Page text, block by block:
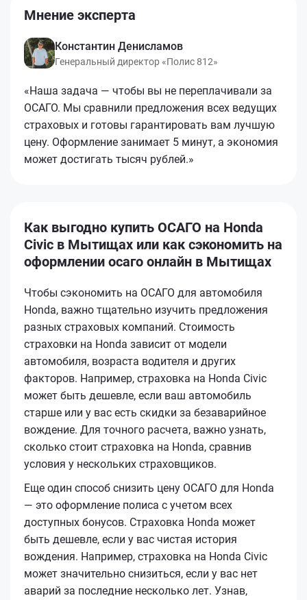
Мнение эксперта
Константин Денисламов
Генеральный директор «Полис 812»
«Наша задача — чтобы вы не переплачивали за
ОСАГО. Мы сравнили предложения всех ведущих
страховых и готовы гарантировать вам лучшую
цену. Оформление занимает 5 минут, а экономия
может достигать тысяч рублей.»
Как выгодно купить ОСАГО на Honda
Civic в Мытищах или как сэкономить на
оформлении осаго онлайн в Мытищах
Чтобы сэкономить на ОСАГО для автомобиля
Honda, важно тщательно изучить предложения
разных страховых компаний. Стоимость
страховки на Honda зависит от модели
автомобиля, возраста водителя и других
факторов. Например, страховка на Honda Civic
может быть дешевле, если ваш автомобиль
старше или у вас есть скидки за безаварийное
вождение. Для точного расчета, важно узнать,
сколько стоит страховка на Honda, сравнив
условия у нескольких страховщиков.
Еще один способ снизить цену ОСАГО для Honda
— это оформление полиса с учетом всех
доступных бонусов. Страховка Honda может
быть дешевле, если у вас чистая история
вождения. Например, страховка на Honda Civic
может значительно снизиться, если у вас нет
аварий за последние несколько лет. Узнав,